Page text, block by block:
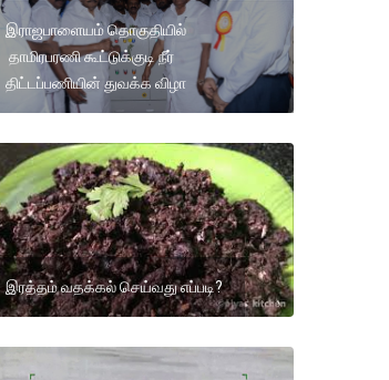
இராஜபாளையம் தொகுதியில்
தாமிரபரணி கூட்டுக்குடி நீர்
திட்டப்பணியின் துவக்க விழா
இரத்தம் வதக்கல் செய்வது எப்படி?